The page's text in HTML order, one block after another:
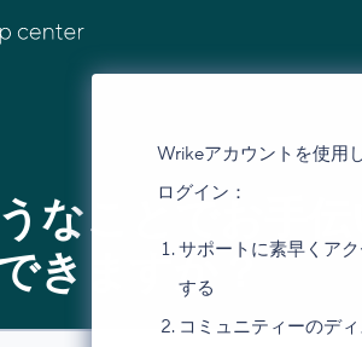
Wrikeアカウントを使用
ログイン：
サポートに素早くア
する
コミュニティーのデ
なことでお手
きますか？